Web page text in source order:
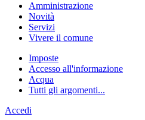
Amministrazione
Novità
Servizi
Vivere il comune
Imposte
Accesso all'informazione
Acqua
Tutti gli argomenti...
Accedi